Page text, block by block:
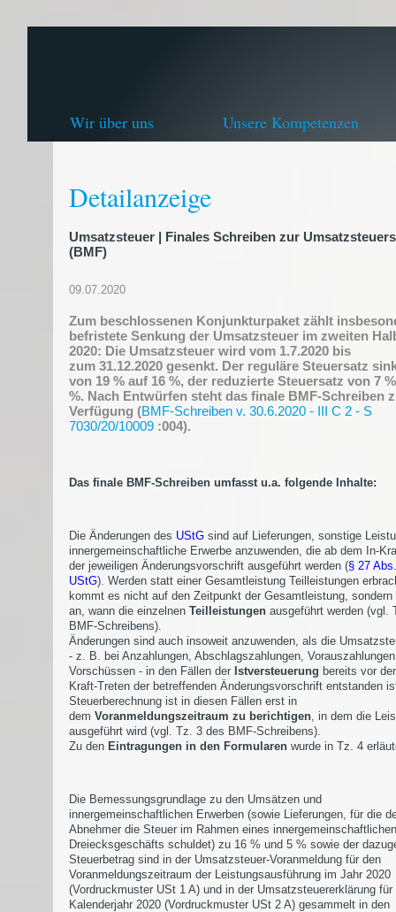
Wir über uns Unsere Kompetenzen
Detailanzeige
Umsatzsteuer | Finales Schreiben zur
(BMF)
09.07.2020
Zum beschlossenen Konjunkturpaket zählt
befristete Senkung der Umsatzsteuer im zweiten
2020: Die Umsatzsteuer wird vom 1.7.2020 bis
zum 31.12.2020 gesenkt. Der reguläre Steuersatz
von 19 % auf 16 %, der reduzierte Steuersatz von 7
%. Nach Entwürfen steht das finale BMF-Schreiben
Verfügung (BMF-Schreiben v. 30.6.2020 - III C 2 - S
7030/20/10009 :004).
Das finale BMF-Schreiben umfasst u.a. folgende Inhalte:
Die Änderungen des UStG sind auf Lieferungen, sonstige
innergemeinschaftliche Erwerbe anzuwenden, die ab dem In-
der jeweiligen Änderungsvorschrift ausgeführt werden (§ 27
UStG). Werden statt einer Gesamtleistung Teilleistungen
kommt es nicht auf den Zeitpunkt der Gesamtleistung, sondern
an, wann die einzelnen Teilleistungen ausgeführt werden (vgl.
BMF-Schreibens).
Änderungen sind auch insoweit anzuwenden, als die
- z. B. bei Anzahlungen, Abschlagszahlungen,
Vorschüssen - in den Fällen der Istversteuerung bereits vor
Kraft-Treten der betreffenden Änderungsvorschrift entstanden
Steuerberechnung ist in diesen Fällen erst in
dem Voranmeldungszeitraum zu berichtigen, in dem die
ausgeführt wird (vgl. Tz. 3 des BMF-Schreibens).
Zu den Eintragungen in den Formularen wurde in Tz. 4
Die Bemessungsgrundlage zu den Umsätzen und
innergemeinschaftlichen Erwerben (sowie Lieferungen, für die
Abnehmer die Steuer im Rahmen eines innergemeinschaftlichen
Dreiecksgeschäfts schuldet) zu 16 % und 5 % sowie der
Steuerbetrag sind in der Umsatzsteuer-Voranmeldung für den
Voranmeldungszeitraum der Leistungsausführung im Jahr 2020
(Vordruckmuster USt 1 A) und in der Umsatzsteuererklärung für
Kalenderjahr 2020 (Vordruckmuster USt 2 A) gesammelt in den